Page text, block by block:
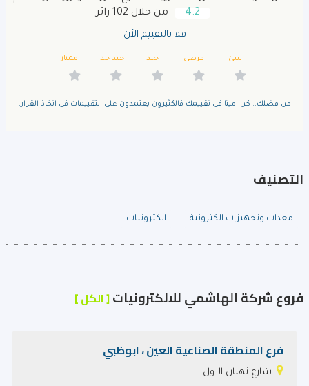
4.2
من خلال 102 زائر
قم بالتقييم الأن
سئ مرضى جيد جيد جدا ممتاز
من فضلك.. كن امينا فى تقييمك فالكثيرون يعتمدون على التقييمات فى اتخاذ القرار.
التصنيف
معدات وتجهيزات الكترونية الكترونيات
فروع شركة الهاشمي للالكترونيات[ الكل ]
فرع المنطقة الصناعية العين ، ابوظبي
شارع نهيان الاول